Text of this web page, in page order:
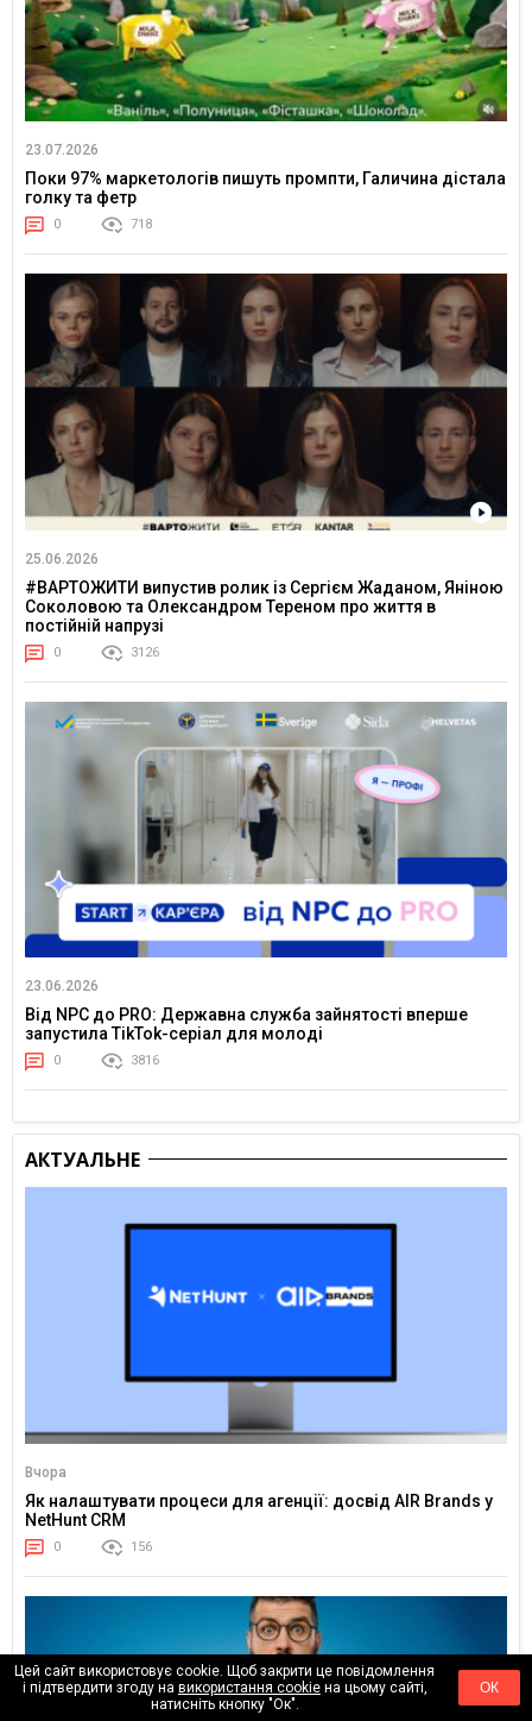
23.07.2026
Поки 97% маркетологів пишуть промпти, Галичина дістала
голку та фетр
0 718
25.06.2026
#ВАРТОЖИТИ випустив ролик із Сергієм Жаданом, Яніною
Соколовою та Олександром Тереном про життя в
постійній напрузі
0 3126
23.06.2026
Від NPC до PRO: Державна служба зайнятості вперше
запустила TikTok-серіал для молоді
0 3816
АКТУАЛЬНЕ
Вчора
Як налаштувати процеси для агенції: досвід AIR Brands у
NetHunt CRM
0 156
Цей сайт використовує cookie. Щоб закрити це повідомлення
і підтвердити згоду на використання cookieна цьому сайті,
натисніть кнопку "Ок".
ОК